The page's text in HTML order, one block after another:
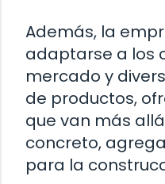
Además, la
adaptarse a los
mercado y
de productos,
que van más
concreto,
para la